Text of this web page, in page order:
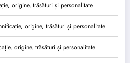
origine, trăsături și personalitate
origine, trăsături și personalitate
origine, trăsături și personalitate